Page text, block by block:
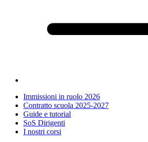
Immissioni in ruolo 2026
Contratto scuola 2025-2027
Guide e tutorial
SoS Dirigenti
I nostri corsi